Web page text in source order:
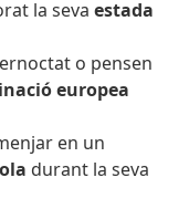
la sevaestada
o pensen
europea
en un
durant la seva